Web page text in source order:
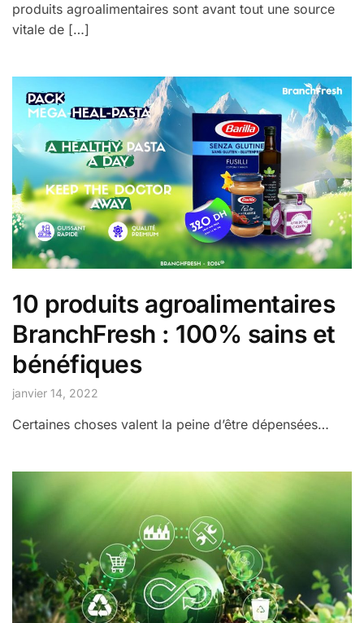
produits agroalimentaires sont avant tout une source
vitale de […]
10 produits agroalimentaires
BranchFresh : 100% sains et
bénéfiques
janvier 14, 2022
Certaines choses valent la peine d’être dépensées…